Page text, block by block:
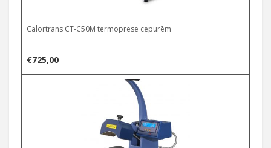
Calortrans CT-C50M termoprese cepurēm
€725,00